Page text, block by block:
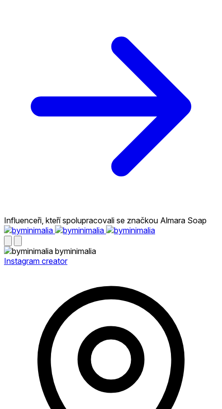
Influenceři, kteří spolupracovali se značkou Almara Soap
byminimalia
Instagram creator